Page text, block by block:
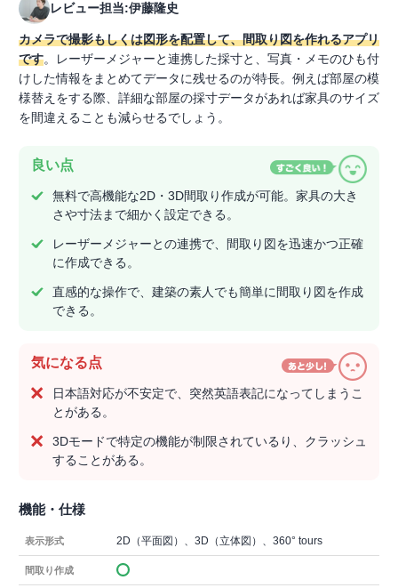
レビュー担当:伊藤隆史
カメラで撮影もしくは図形を配置して、間取り図を作れるアプリ
です。レーザーメジャーと連携した採寸と、写真・メモのひも付
けした情報をまとめてデータに残せるのが特長。例えば部屋の模
様替えをする際、詳細な部屋の採寸データがあれば家具のサイズ
を間違えることも減らせるでしょう。
良い点
無料で高機能な2D・3D間取り作成が可能。家具の大き
さや寸法まで細かく設定できる。
レーザーメジャーとの連携で、間取り図を迅速かつ正確
に作成できる。
直感的な操作で、建築の素人でも簡単に間取り図を作成
できる。
気になる点
日本語対応が不安定で、突然英語表記になってしまうこ
とがある。
3Dモードで特定の機能が制限されているり、クラッシュ
することがある。
機能・仕様
表示形式 2D（平面図）、3D（立体図）、360° tours
間取り作成